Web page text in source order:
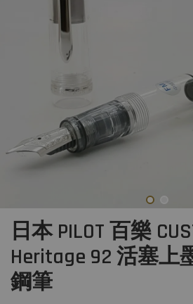
日本 PILOT 百樂
Heritage 92 活塞上
鋼筆